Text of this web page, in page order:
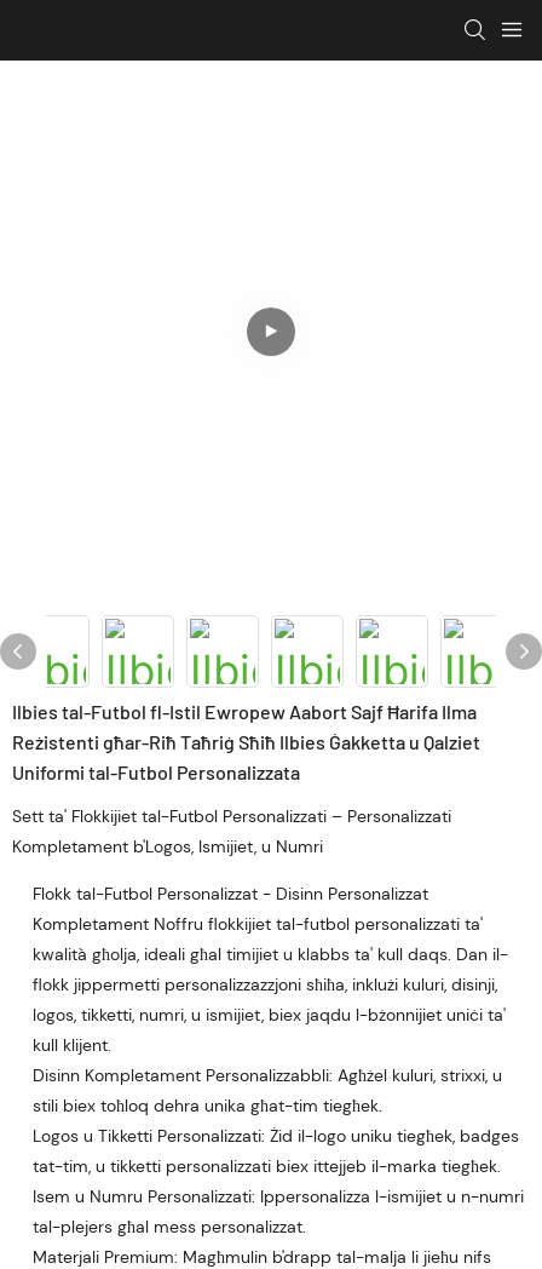
Ilbies tal-Futbol fl-Istil Ewropew Aabort Sajf Ħarifa Ilma
Reżistenti għar-Riħ Taħriġ Sħiħ Ilbies Ġakketta u Qalziet
Uniformi tal-Futbol Personalizzata
Sett ta' Flokkijiet tal-Futbol Personalizzati – Personalizzati
Kompletament b'Logos, Ismijiet, u Numri
Flokk tal-Futbol Personalizzat - Disinn Personalizzat
Kompletament Noffru flokkijiet tal-futbol personalizzati ta'
kwalità għolja, ideali għal timijiet u klabbs ta' kull daqs. Dan il-
flokk jippermetti personalizzazzjoni sħiħa, inklużi kuluri, disinji,
logos, tikketti, numri, u ismijiet, biex jaqdu l-bżonnijiet uniċi ta'
kull klijent.
Disinn Kompletament Personalizzabbli: Agħżel kuluri, strixxi, u
stili biex toħloq dehra unika għat-tim tiegħek.
Logos u Tikketti Personalizzati: Żid il-logo uniku tiegħek, badges
tat-tim, u tikketti personalizzati biex ittejjeb il-marka tiegħek.
Isem u Numru Personalizzati: Ippersonalizza l-ismijiet u n-numri
tal-plejers għal mess personalizzat.
Materjali Premium: Magħmulin b'drapp tal-malja li jieħu nifs